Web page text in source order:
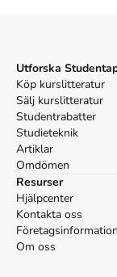
Utforska
Köp kurslitteratur
Sälj kurslitteratur
Studentrabatter
Studieteknik
Artiklar
Omdömen
Resurser
Hjälpcenter
Kontakta oss
Företagsinformation
Om oss